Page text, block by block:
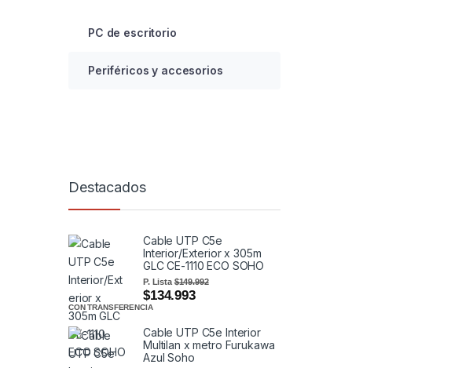
PC de escritorio
Periféricos y accesorios
Destacados
Cable UTP C5e
Interior/Exterior x 305m
GLC CE-1110 ECO SOHO
P. Lista$149.992
$134.993
CON TRANSFERENCIA
Cable UTP C5e Interior
Multilan x metro Furukawa
Azul Soho